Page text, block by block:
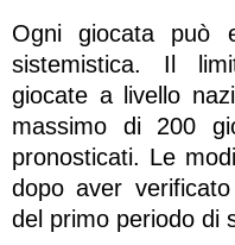
Ogni giocata può
sistemistica. Il
giocate a livello
massimo di 200
pronosticati. Le
dopo aver
del primo periodo di